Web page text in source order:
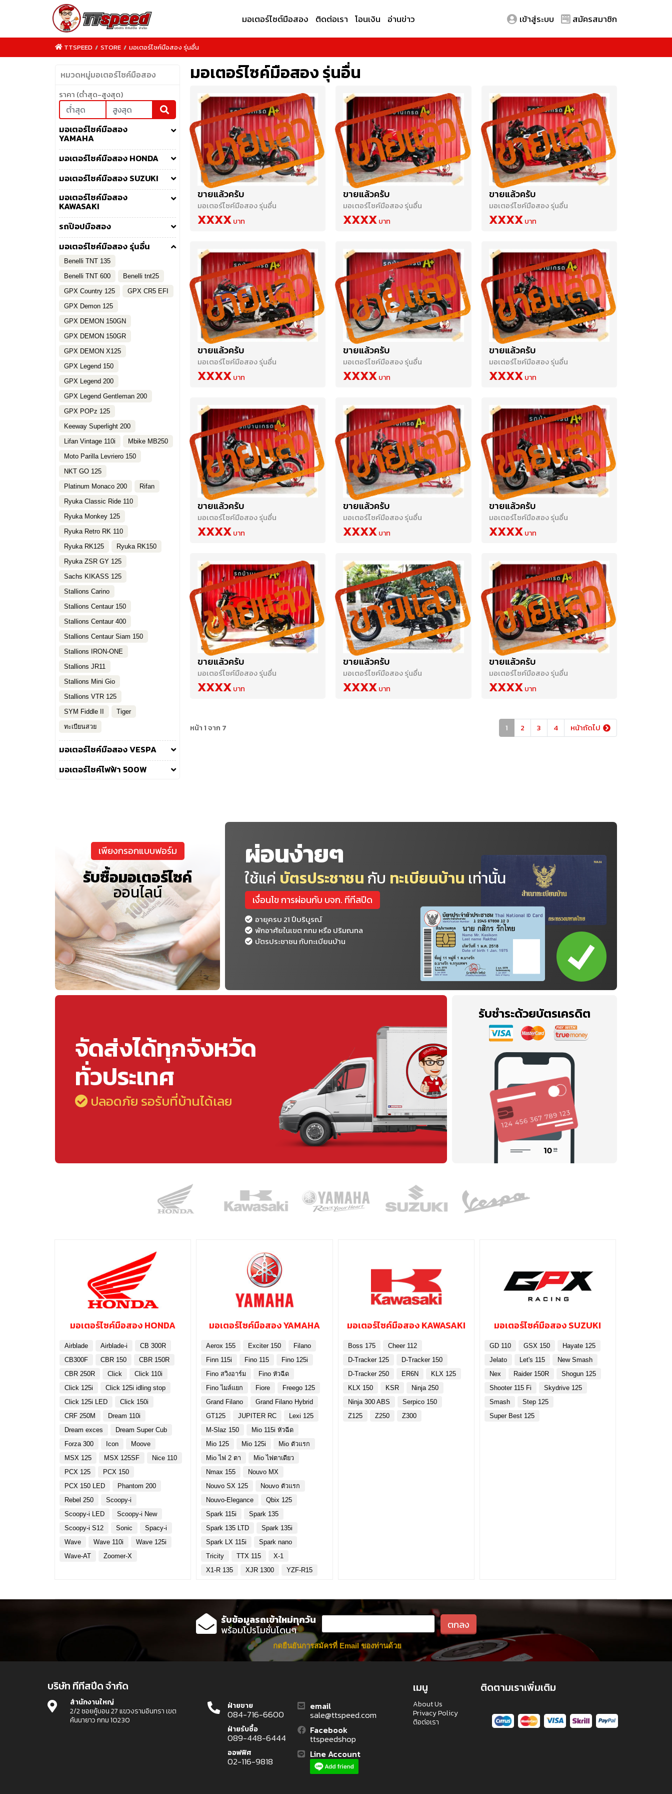
TTSPEED.COM
มอเตอร์ไซต์มือสอง ติดต่อเรา โอนเงิน อ่านข่าว เข้าสู่ระบบ สมัครสมาชิก
TTSPEED / STORE / มอเตอร์ไซค์มือสอง รุ่นอื่น
มอเตอร์ไซค์มือสอง รุ่นอื่น
ขายแล้วครับ
มอเตอร์ไซค์มือสอง รุ่นอื่น
XXXX
ขายแล้วครับ
มอเตอร์ไซค์มือสอง รุ่นอื่น
XXXX
ขายแล้วครับ
มอเตอร์ไซค์มือสอง รุ่นอื่น
XXXX
ขายแล้วครับ
มอเตอร์ไซค์มือสอง รุ่นอื่น
XXXX
ขายแล้วครับ
มอเตอร์ไซค์มือสอง รุ่นอื่น
XXXX
ขายแล้วครับ
มอเตอร์ไซค์มือสอง รุ่นอื่น
XXXX
ขายแล้วครับ
มอเตอร์ไซค์มือสอง รุ่นอื่น
XXXX
ขายแล้วครับ
มอเตอร์ไซค์มือสอง รุ่นอื่น
XXXX
ขายแล้วครับ
มอเตอร์ไซค์มือสอง รุ่นอื่น
XXXX
ขายแล้วครับ
มอเตอร์ไซค์มือสอง รุ่นอื่น
XXXX
ขายแล้วครับ
มอเตอร์ไซค์มือสอง รุ่นอื่น
XXXX
ขายแล้วครับ
มอเตอร์ไซค์มือสอง รุ่นอื่น
XXXX
หน้า 1 จาก 7 1 2 3 4 หน้าถัดไป
หมวดหมู่มอเตอร์ไซค์มือสอง
ราคา (ต่ำสุด-สูงสุด)
มอเตอร์ไซค์มือสอง
YAMAHA
มอเตอร์ไซค์มือสอง HONDA
มอเตอร์ไซค์มือสอง SUZUKI
มอเตอร์ไซค์มือสอง
KAWASAKI
รถป๊อปมือสอง
มอเตอร์ไซค์มือสอง รุ่นอื่น
Benelli TNT 135
Benelli TNT 600
Benelli tnt25
GPX Country 125
GPX CR5 EFI
GPX Demon 125
GPX DEMON 150GN
GPX DEMON 150GR
GPX DEMON X125
GPX Legend 150
GPX Legend 200
GPX Legend Gentleman 200
GPX POPz 125
Keeway Superlight 200
Lifan Vintage 110i
Mbike MB250
Moto Parilla Levriero 150
NKT GO 125
Platinum Monaco 200
Rifan
Ryuka Classic Ride 110
Ryuka Monkey 125
Ryuka Retro RK 110
Ryuka RK125
Ryuka RK150
Ryuka ZSR GY 125
Sachs KIKASS 125
Stallions Carino
Stallions Centaur 150
Stallions Centaur 400
Stallions Centaur Siam 150
Stallions IRON-ONE
Stallions JR11
Stallions Mini Gio
Stallions VTR 125
SYM Fiddle II
Tiger
ทะเบียนสวย
มอเตอร์ไซค์มือสอง VESPA
มอเตอร์ไซค์ไฟฟ้า 500W
เพียงกรอกแบบฟอร์ม
รับซื้อมอเตอร์ไซค์
ออนไลน์
ผ่อนง่ายๆ
ใช้แค่ บัตรประชาชน กับ ทะเบียนบ้าน เท่านั้น
เงื่อนไข การผ่อนกับ บจก. ทีทีสปีด
อายุครบ 21 ปีบริบูรณ์
พักอาศัยในเขต กทม หรือ ปริมณทล
บัตรประชาชน กับทะเบียนบ้าน
จัดส่งได้ทุกจังหวัด
ทั่วประเทศ
ปลอดภัย รอรับที่บ้านได้เลย
รับชำระด้วยบัตรเครดิต
มอเตอร์ไซค์มือสอง HONDA
Airblade Airblade-i
CB 300R
CB300F
CBR 150
CBR 150R
CBR 250R
Click
Click 110i
Click 125i
Click 125i idling stop
Click 125i LED
Click 150i
CRF 250M
Dream 110i
Dream exces
Dream Super Cub
Forza 300
Icon
Moove
MSX 125
MSX 125SF
Nice 110
PCX 125
PCX 150
PCX 150 LED
Phantom 200
Rebel 250
Scoopy-i
Scoopy-i LED
Scoopy-i New
Scoopy-i S12
Sonic
Spacy-i
Wave
Wave 110i
Wave 125i
Wave-AT
Zoomer-X
มอเตอร์ไซค์มือสอง YAMAHA
Aerox 155 Exciter 150
Filano
Finn 115i
Fino 115
Fino 125i
Fino สวิงอาร์ม
Fino หัวฉีด
Fino ไมล์แยก
Fiore
Freego 125
Grand Filano
Grand Filano Hybrid
GT125
JUPITER RC
Lexi 125
M-Slaz 150
Mio 115i หัวฉีด
Mio 125
Mio 125i
Mio ตัวแรก
Mio ไฟ 2 ตา
Mio ไฟตาเดียว
Nmax 155
Nouvo MX
Nouvo SX 125
Nouvo ตัวแรก
Nouvo-Elegance
Qbix 125
Spark 115i
Spark 135
Spark 135 LTD
Spark 135i
Spark LX 115i
Spark nano
Tricity
TTX 115
X-1
X1-R 135
XJR 1300 YZF-R15
มอเตอร์ไซค์มือสอง KAWASAKI
Boss 175
Cheer 112
D-Tracker 125
D-Tracker 150
D-Tracker 250
ER6N
KLX 125
KLX 150
KSR
Ninja 250
Ninja 300 ABS
Serpico 150
Z125
Z250 Z300
มอเตอร์ไซค์มือสอง SUZUKI
GD 110 GSX 150
Hayate 125
Jelato
Let's 115
New Smash
Nex
Raider 150R
Shogun 125
Shooter 115 Fi
Skydrive 125
Smash
Step 125
Super Best 125
รับข้อมูลรถเข้าใหม่ทุกวัน
พร้อมโปรโมชั่นโดนๆ
กดยืนยันการสมัครที่ Email ของท่านด้วย
บริษัท ทีทีสปีด จำกัด
สำนักงานใหญ่
2/2 ซอยคู้บอน 27 แขวงรามอินทรา เขต
คันนายาว กทม 10230
ฝ่ายขาย
084-716-6600
ฝ่ายรับซื้อ
089-448-6444
ออฟฟิศ
02-116-9818
email
sale@ttspeed.com
Facebook
ttspeedshop
Line Account
เมนู
About Us
Privacy Policy
ติอต่อเรา
ติดตามเราเพิ่มเติม